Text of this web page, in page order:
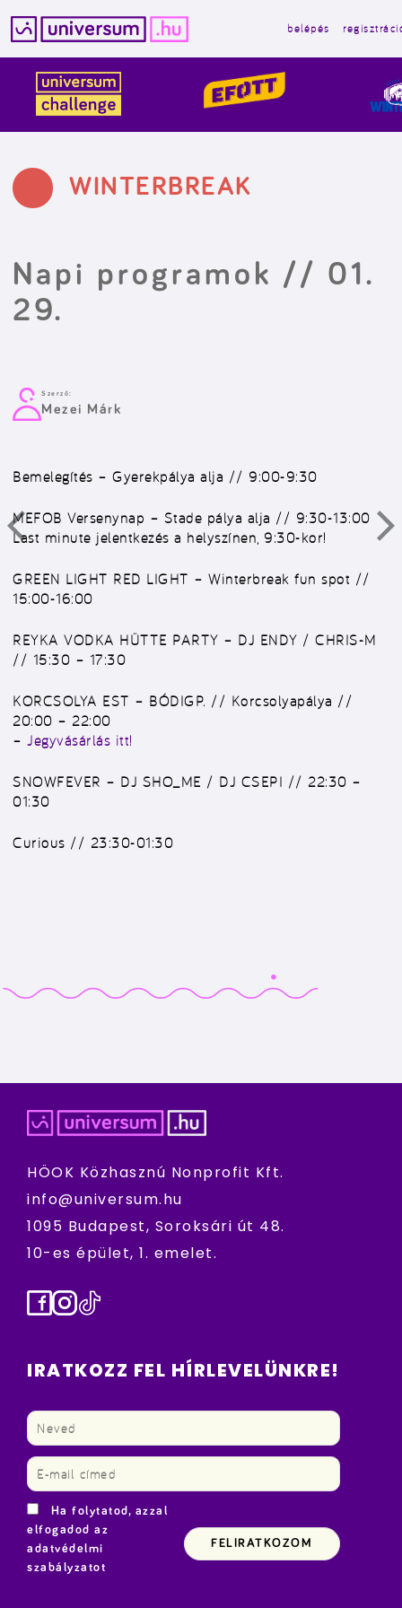
tartalomba
belépés
WINTERBREAK
Napi programok // 01.
29.
Szerző:
Mezei Márk
Bemelegítés – Gyerekpálya alja // 9:00-9:30
MEFOB Versenynap – Stade pálya alja // 9:30-13:00
Last minute jelentkezés a helyszínen, 9:30-kor!
GREEN LIGHT RED LIGHT – Winterbreak fun spot //
15:00-16:00
REYKA VODKA HÜTTE PARTY – DJ ENDY / CHRIS-M
// 15:30 – 17:30
KORCSOLYA EST – BÓDIGP. // Korcsolyapálya //
20:00 – 22:00
– Jegyvásárlás itt!
SNOWFEVER – DJ SHO_ME / DJ CSEPI // 22:30 –
01:30
Curious // 23:30-01:30
HÖOK Közhasznú Nonprofit Kft.
info@universum.hu
1095 Budapest, Soroksári út 48.
10-es épület, 1. emelet.
Facebook
Instagram
TikTok
IRATKOZZ FEL HÍRLEVELÜNKRE!
Ha folytatod, azzal
elfogadod az
adatvédelmi
szabályzatot